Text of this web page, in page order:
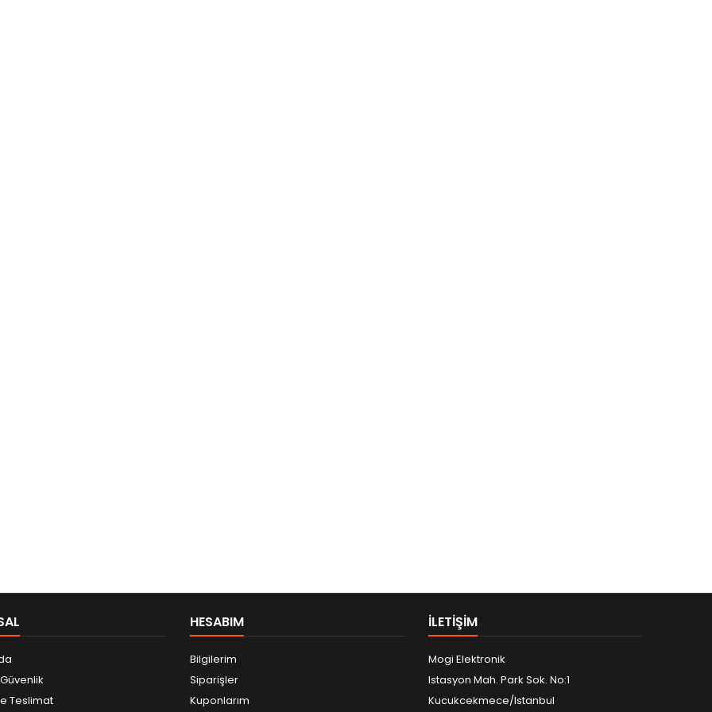
Teslimat
HESABIM
Bilgilerim
Siparişler
Kuponlarım
ILETIŞIM
Mogi Elektronik
Istasyon Mah. Park Sok. No:1
Kucukcekmece/Istanbul